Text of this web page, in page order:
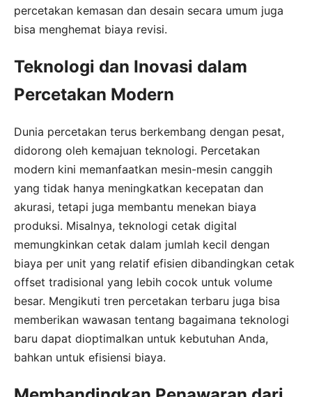
percetakan kemasan dan desain secara umum juga
bisa menghemat biaya revisi.
Teknologi dan Inovasi dalam
Percetakan Modern
Dunia percetakan terus berkembang dengan pesat,
didorong oleh kemajuan teknologi. Percetakan
modern kini memanfaatkan mesin-mesin canggih
yang tidak hanya meningkatkan kecepatan dan
akurasi, tetapi juga membantu menekan biaya
produksi. Misalnya, teknologi cetak digital
memungkinkan cetak dalam jumlah kecil dengan
biaya per unit yang relatif efisien dibandingkan cetak
offset tradisional yang lebih cocok untuk volume
besar. Mengikuti tren percetakan terbaru juga bisa
memberikan wawasan tentang bagaimana teknologi
baru dapat dioptimalkan untuk kebutuhan Anda,
bahkan untuk efisiensi biaya.